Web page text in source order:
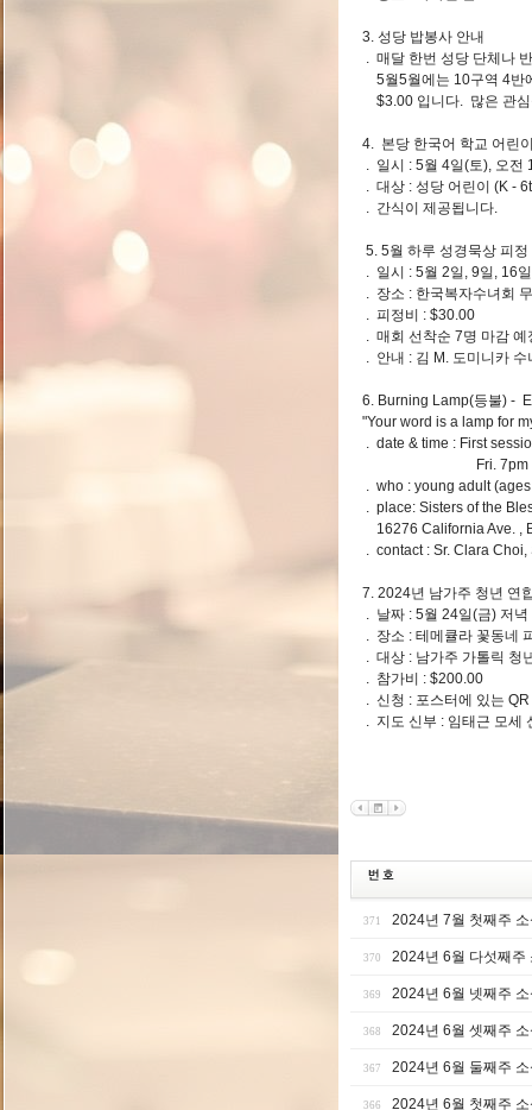
3. 성당 밥봉사 안내
. 매달 한번 성당 단체나
5월5월에는 10구역 4반
$3.00 입니다. 많은 관
4. 본당 한국어 학교 어린
. 일시 : 5월 4일(토), 오전
. 대상 : 성당 어린이 (K -
. 간식이 제공됩니다.
5. 5월 하루 성경묵상 피정
. 일시 : 5월 2일, 9일, 16
. 장소 : 한국복자수녀회
. 피정비 : $30.00
. 매회 선착순 7명 마감 예
. 안내 : 김 M. 도미니카
6. Burning Lamp(등불) -
"Your word is a lamp for
. date & time : First
Fri. 7pm -
. who : young adult
. place: Sisters of the
16276 California Ave. ,
. contact : Sr. Clara
7. 2024년 남가주 청년 연
. 날짜 : 5월 24일(금) 저
. 장소 : 테메큘라 꽃동네
. 대상 : 남가주 가톨릭
. 참가비 : $200.00
. 신청 : 포스터에 있는
. 지도 신부 : 임태근 모세
371 2024년 7월 첫째주
370 2024년 6월 다섯째주
369 2024년 6월 넷째주
368 2024년 6월 셋째주
367 2024년 6월 둘째주
366 2024년 6월 첫째주